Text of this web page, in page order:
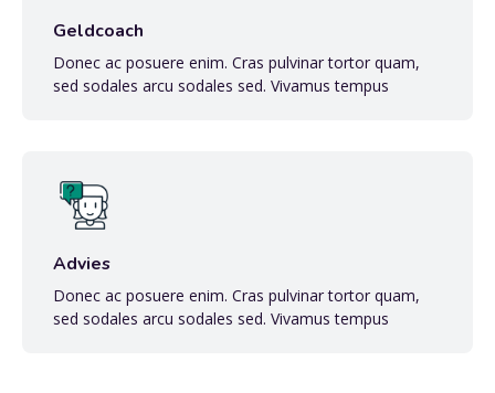
Geldcoach
Donec ac posuere enim. Cras pulvinar tortor quam,
sed sodales arcu sodales sed. Vivamus tempus
Advies
Donec ac posuere enim. Cras pulvinar tortor quam,
sed sodales arcu sodales sed. Vivamus tempus